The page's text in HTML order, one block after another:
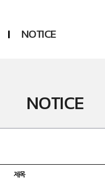
B1A4
ONF
LEE CHAE YEON
MIRAE
NOTICE
NOTICE
제목